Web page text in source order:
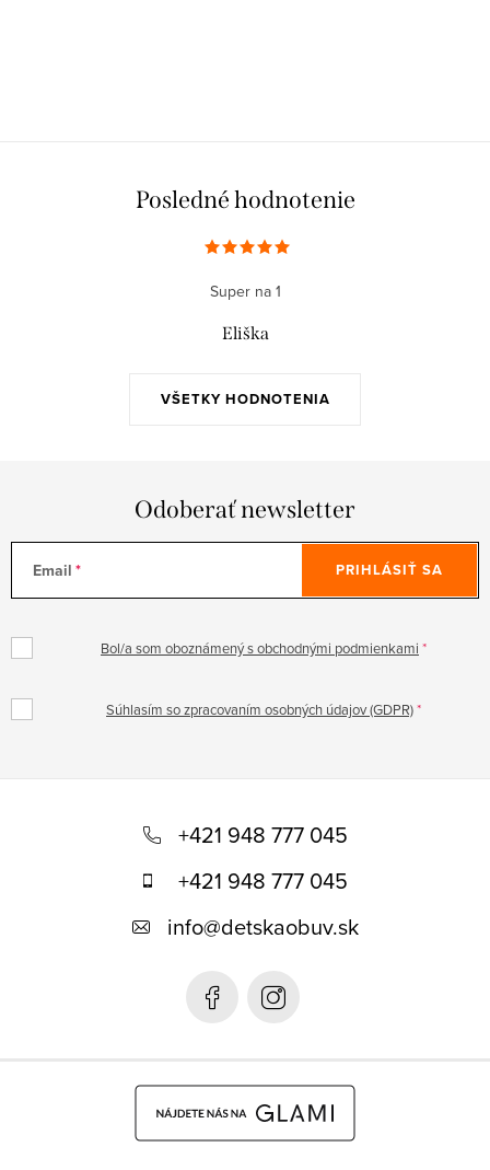
Posledné hodnotenie
VŠETKY HODNOTENIA
Super na 1
Eliška
Odoberať newsletter
Email
Bol/a som oboznámený s obchodnými podmienkami
Súhlasím so zpracovaním osobných údajov (GDPR)
PRIHLÁSIŤ SA
+421 948 777 045
+421 948 777 045
info@detskaobuv.sk